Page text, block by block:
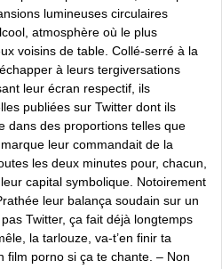
lumineuses circulaires
atmosphère où le plus
voisins de table. Collé-serré à la
à leurs tergiversations
leur écran respectif, ils
publiées sur Twitter dont ils
dans des proportions telles que
leur commandait de la
les deux minutes pour, chacun,
capital symbolique. Notoirement
leur balança soudain sur un
Twitter, ça fait déjà longtemps
la tarlouze, va-t’en finir ta
film porno si ça te chante. – Non